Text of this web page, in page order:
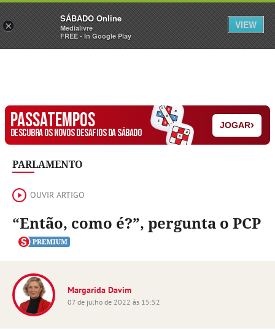
Sábado Assine Iniciar Sessão
PASSATEMPOS
DESCUBRA OS NOVOS DESAFIOS DA SÁBADO
JOGAR›
PARLAMENTO
OUVIR ARTIGO
“Então, como é?”, pergunta o PCP
Margarida Davim
07 de julho de 2022 às 15:52
×
SÁBADO Online
Medialivre
FREE - In Google Play
VIEW